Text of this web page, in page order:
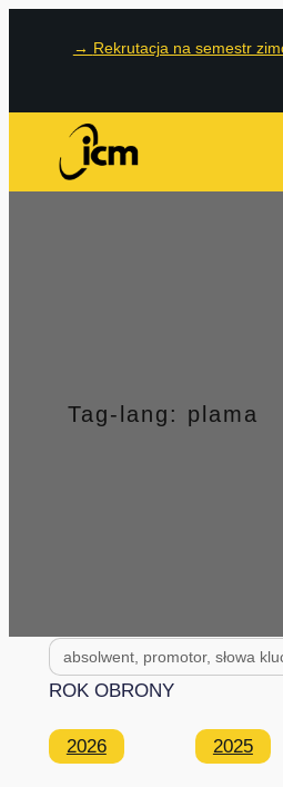
→ Rekrutacja na semestr
Tag-lang: plama
Search
for:
ROK OBRONY
2026 2025